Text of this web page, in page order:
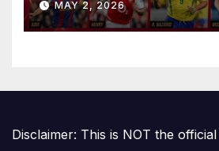
MAY 2, 2026
Disclaimer: This is NOT the